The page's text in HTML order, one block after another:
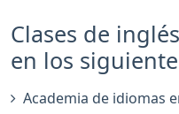
Clases de
en los
Academia de idiomas